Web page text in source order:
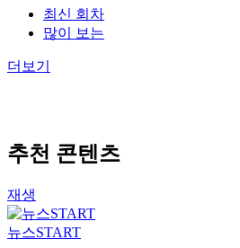
최신 회차
많이 보는
더보기
추천 콘텐츠
재생
뉴스START